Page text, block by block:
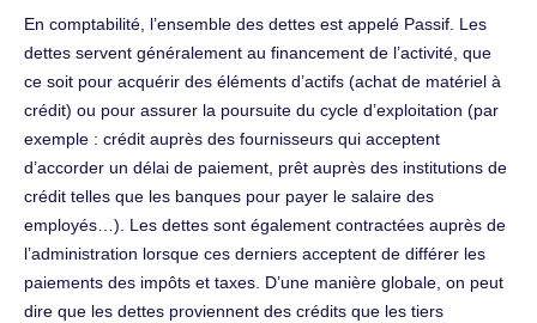
En comptabilité, l’ensemble des dettes est appelé Passif. Les
dettes servent généralement au financement de l’activité, que
ce soit pour acquérir des éléments d’actifs (achat de matériel à
crédit) ou pour assurer la poursuite du cycle d’exploitation (par
exemple : crédit auprès des fournisseurs qui acceptent
d’accorder un délai de paiement, prêt auprès des institutions de
crédit telles que les banques pour payer le salaire des
employés…). Les dettes sont également contractées auprès de
l’administration lorsque ces derniers acceptent de différer les
paiements des impôts et taxes. D’une manière globale, on peut
dire que les dettes proviennent des crédits que les tiers